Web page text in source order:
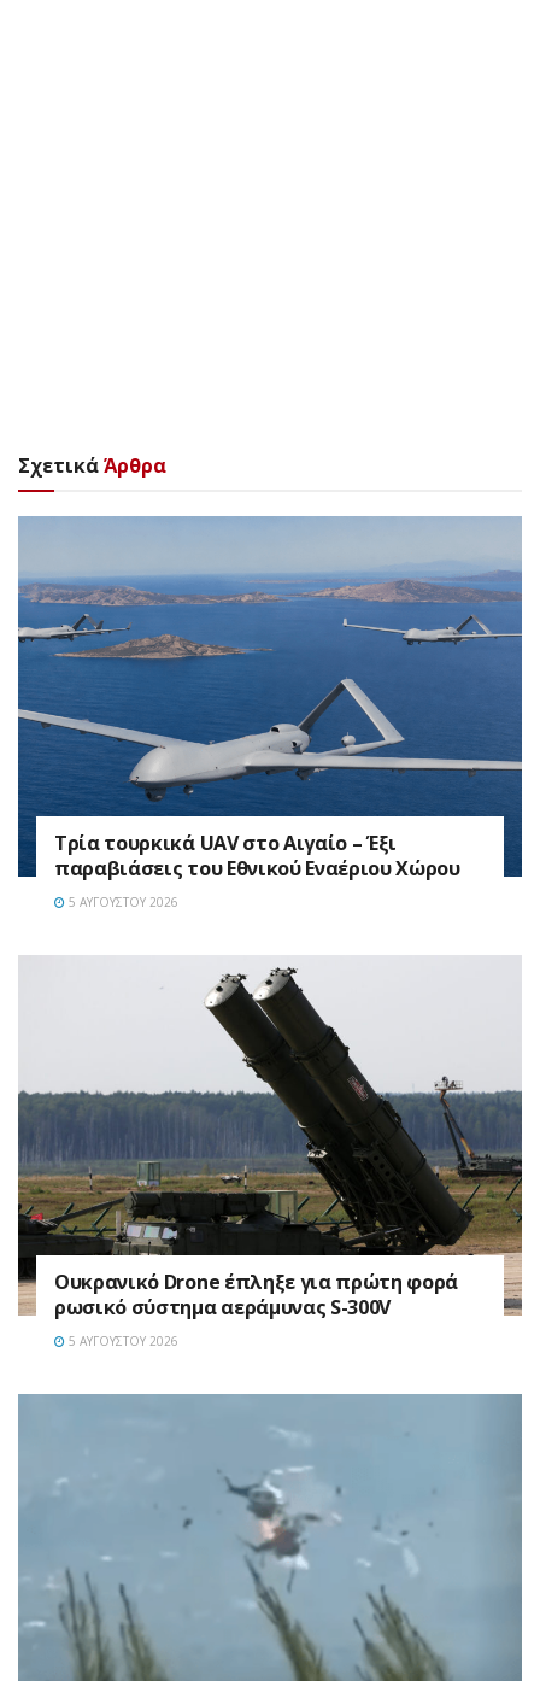
ΣχετικάΆρθρα
Τρία τουρκικά UAV στο Αιγαίο – Έξι
παραβιάσεις του Εθνικού Εναέριου Χώρου
5 ΑΥΓΟΎΣΤΟΥ 2026
Ουκρανικό Drone έπληξε για πρώτη φορά
ρωσικό σύστημα αεράμυνας S-300V
5 ΑΥΓΟΎΣΤΟΥ 2026